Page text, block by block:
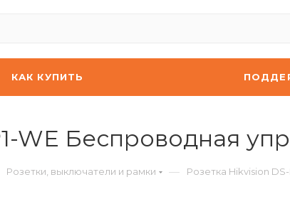
КАК КУПИТЬ
WE Беспроводная
Розетки, выключатели и рамки — Розетка Hikvision